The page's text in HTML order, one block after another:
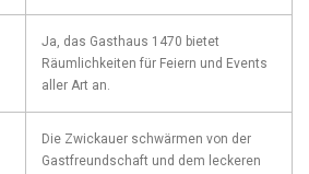
Ja, das Gasthaus 1470 bietet
Räumlichkeiten für Feiern und Events⁢
aller Art an.
Die Zwickauer schwärmen von der⁢
Gastfreundschaft und dem leckeren